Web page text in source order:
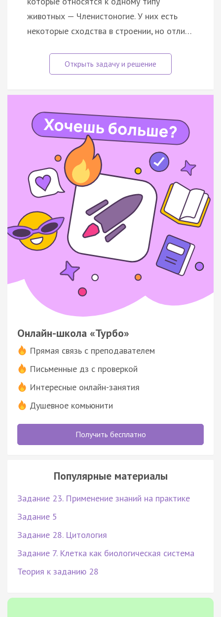
животных — Членистоногие. У них есть
некоторые сходства в строении, но отли…
Онлайн-школа «Турбо»
Прямая связь с преподавателем
Письменные дз с проверкой
Интересные онлайн-занятия
Душевное комьюнити
Получить бесплатно
Популярные материалы
Задание 23. Применение знаний на практике
Задание 5
Задание 28. Цитология
Задание 7. Клетка как биологическая система
Теория к заданию 28